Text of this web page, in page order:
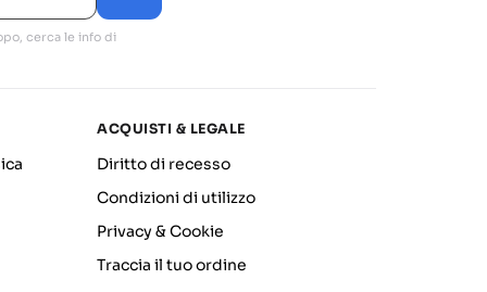
cerca le info di
ACQUISTI & LEGALE
Diritto di recesso
Condizioni di utilizzo
Privacy & Cookie
Traccia il tuo ordine